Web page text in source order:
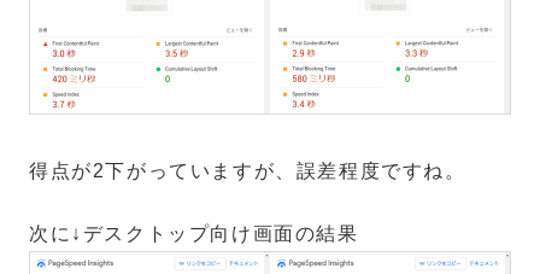
得点が2下がっていますが、誤差程度ですね。
次に↓デスクトップ向け画面の結果